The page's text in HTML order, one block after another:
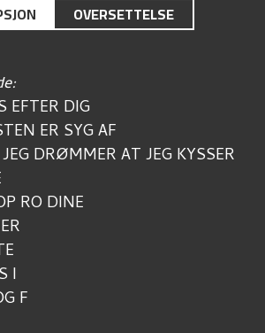
OVERSETTELSE
EFTER DIG
ER SYG AF
DRØMMER AT JEG KYSSER
RO DINE
I
F